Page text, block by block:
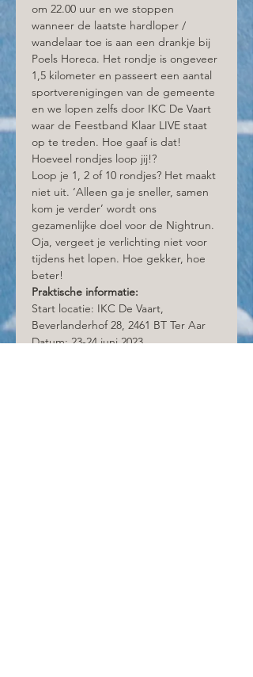
om 22.00 uur en we stoppen
wanneer de laatste hardloper /
wandelaar toe is aan een drankje bij
Poels Horeca. Het rondje is ongeveer
1,5 kilometer en passeert een aantal
sportverenigingen van de gemeente
en we lopen zelfs door IKC De Vaart
waar de Feestband Klaar LIVE staat
op te treden. Hoe gaaf is dat!
Hoeveel rondjes loop jij!?
Loop je 1, 2 of 10 rondjes? Het maakt
niet uit. ‘Alleen ga je sneller, samen
kom je verder’ wordt ons
gezamenlijke doel voor de Nightrun.
Oja, vergeet je verlichting niet voor
tijdens het lopen. Hoe gekker, hoe
beter!
Praktische informatie:
Start locatie: IKC De Vaart,
Beverlanderhof 28, 2461 BT Ter Aar
Datum: 23-24 juni 2023